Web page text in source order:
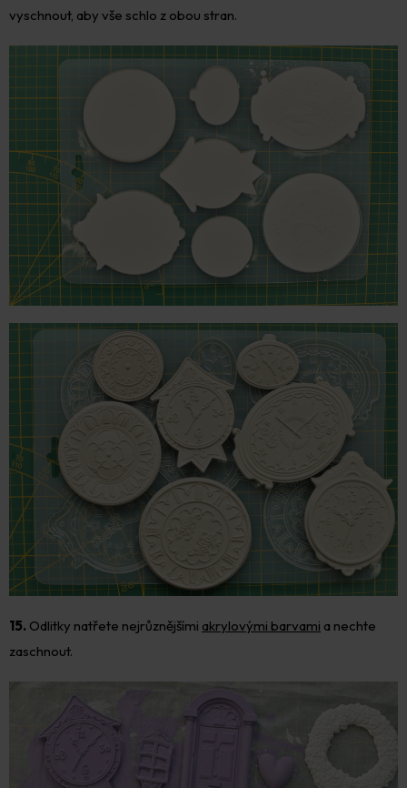
vyschnout, aby vše schlo z obou stran.
15. Odlitky natřete nejrůznějšími akrylovými barvami a nechte
zaschnout.